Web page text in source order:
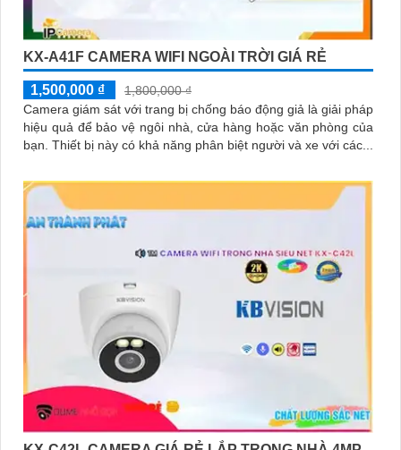
KX-A41F CAMERA WIFI NGOÀI TRỜI GIÁ RẺ
1,500,000 ₫
1,800,000 ₫
Camera giám sát với trang bị chống báo động giả là giải pháp
hiệu quả để bảo vệ ngôi nhà, cửa hàng hoặc văn phòng của
bạn. Thiết bị này có khả năng phân biệt người và xe với các...